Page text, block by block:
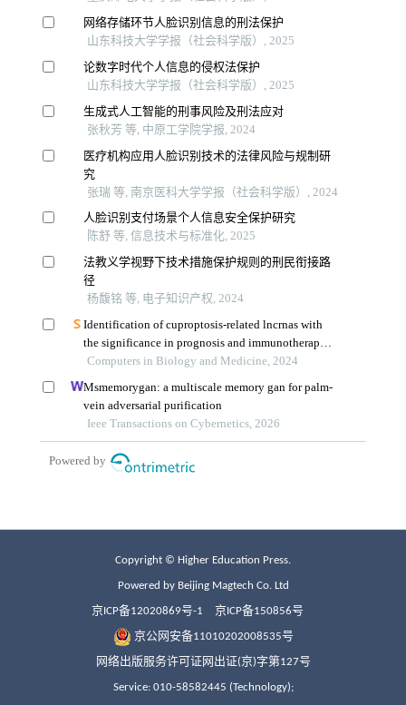
Copyright © Higher Education Press.
Powered by Beijing Magtech Co. Ltd
京ICP备12020869号-1 京ICP备150856号
京公网安备11010202008535号
网络出版服务许可证网出证(京)字第127号
Service: 010-58582445 (Technology);